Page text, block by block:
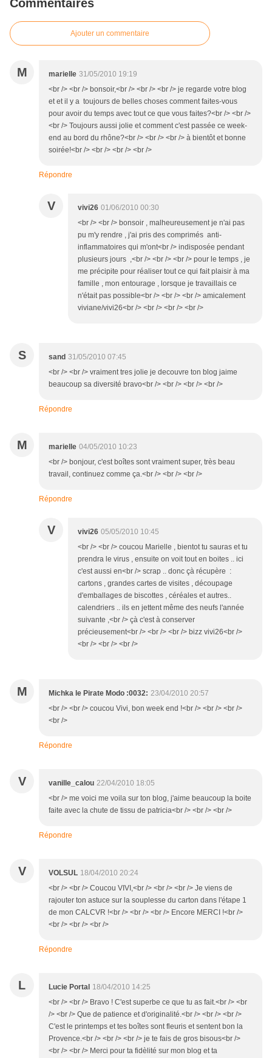
Commentaires
Ajouter un commentaire
M marielle 31/05/2010 19:19
<br /> <br /> bonsoir,<br /> <br /> <br /> je regarde votre blog
et et il y a toujours de belles choses comment faites-vous
pour avoir du temps avec tout ce que vous faites?<br /> <br />
<br /> Toujours aussi jolie et comment c'est passée ce week-
end au bord du rhône?<br /> <br /> <br /> à bientôt et bonne
soirée!<br /> <br /> <br /> <br />
Répondre
V vivi26 01/06/2010 00:30
<br /> <br /> bonsoir , malheureusement je n'ai pas
pu m'y rendre , j'ai pris des comprimés anti-
inflammatoires qui m'ont<br /> indisposée pendant
plusieurs jours ,<br /> <br /> <br /> pour le temps , je
me précipite pour réaliser tout ce qui fait plaisir à ma
famille , mon entourage , lorsque je travaillais ce
n'était pas possible<br /> <br /> <br /> amicalement
viviane/vivi26<br /> <br /> <br /> <br />
S sand 31/05/2010 07:45
<br /> <br /> vraiment tres jolie je decouvre ton blog jaime
beaucoup sa diversité bravo<br /> <br /> <br /> <br />
Répondre
M marielle 04/05/2010 10:23
<br /> bonjour, c'est boîtes sont vraiment super, très beau
travail, continuez comme ça.<br /> <br /> <br />
Répondre
V vivi26 05/05/2010 10:45
<br /> <br /> coucou Marielle , bientot tu sauras et tu
prendra le virus , ensuite on voit tout en boites .. ici
c'est aussi en<br /> scrap .. donc çà récupère :
cartons , grandes cartes de visites , découpage
d'emballages de biscottes , céréales et autres..
calendriers .. ils en jettent même des neufs l'année
suivante ,<br /> çà c'est à conserver
précieusement<br /> <br /> <br /> bizz vivi26<br />
<br /> <br /> <br />
M Michka le Pirate Modo :0032: 23/04/2010 20:57
<br /> <br /> coucou Vivi, bon week end !<br /> <br /> <br />
<br />
Répondre
V vanille_calou 22/04/2010 18:05
<br /> me voici me voila sur ton blog, j'aime beaucoup la boite
faite avec la chute de tissu de patricia<br /> <br /> <br />
Répondre
V VOLSUL 18/04/2010 20:24
<br /> <br /> Coucou VIVI,<br /> <br /> <br /> Je viens de
rajouter ton astuce sur la souplesse du carton dans l'étape 1
de mon CALCVR !<br /> <br /> <br /> Encore MERCI !<br />
<br /> <br /> <br />
Répondre
L Lucie Portal 18/04/2010 14:25
<br /> <br /> Bravo ! C'est superbe ce que tu as fait.<br /> <br
/> <br /> Que de patience et d'originalité.<br /> <br /> <br />
C'est le printemps et tes boîtes sont fleuris et sentent bon la
Provence.<br /> <br /> <br /> je te fais de gros bisous<br />
<br /> <br /> Merci pour ta fidèlité sur mon blog et ta